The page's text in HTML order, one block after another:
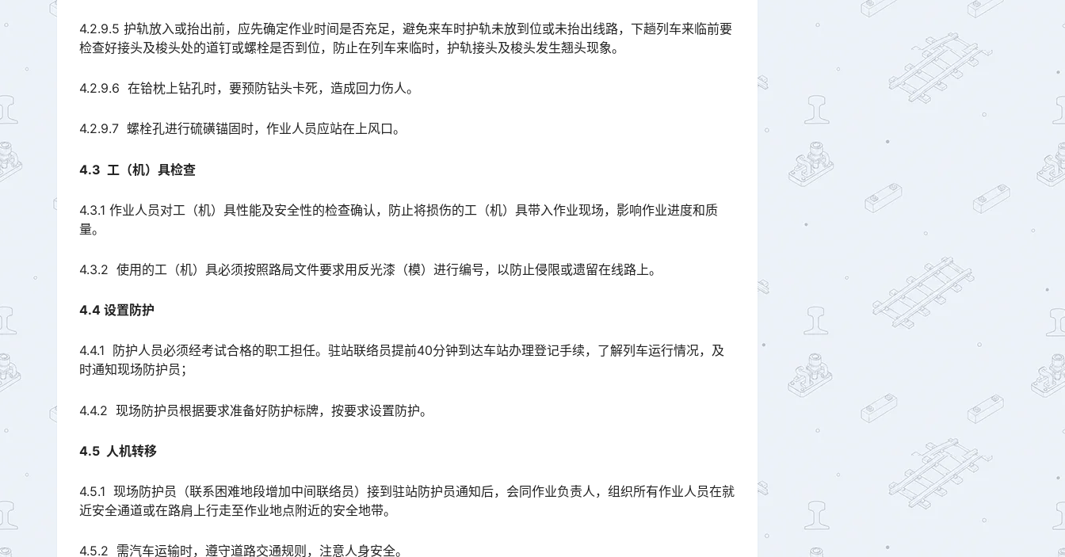
4.2.9.5 护轨放入或抬出前，应先确定作业时间是否充足，避免来车时护轨未放到位或未抬出线路，下趟列车来临前要
检查好接头及梭头处的道钉或螺栓是否到位，防止在列车来临时，护轨接头及梭头发生翘头现象。󠅅󠅃󠄵󠅂󠄪󠇖󠆨󠆨󠇕󠆞󠆒󠅬󠇘󠆭󠆘󠇙󠆝󠅵󠇗󠆭󠆁󠄐󠇗󠅹󠅸󠇖󠆍󠅳󠇖󠅹󠅰󠇖󠆌󠅹
4.2.9.6 在铪枕上钻孔时，要预防钻头卡死，造成回力伤人。
4.2.9.7 螺栓孔进行硫磺锚固时，作业人员应站在上风口。
4.3 工（机）具检查
4.3.1 作业人员对工（机）具性能及安全性的检查确认，防止将损伤的工（机）具带入作业现场，影响作业进度和质
量。
4.3.2 使用的工（机）具必须按照路局文件要求用反光漆（模）进行编号，以防止侵限或遗留在线路上。
4.4 设置防护
4.4.1 防护人员必须经考试合格的职工担任。驻站联络员提前40分钟到达车站办理登记手续，了解列车运行情况，及
时通知现场防护员；
4.4.2 现场防护员根据要求准备好防护标牌，按要求设置防护。
4.5 人机转移
4.5.1 现场防护员（联系困难地段增加中间联络员）接到驻站防护员通知后，会同作业负责人，组织所有作业人员在就
近安全通道或在路肩上行走至作业地点附近的安全地带。󠅅󠅃󠄵󠅂󠄪󠇖󠆨󠆨󠇕󠆞󠆒󠅬󠇘󠆭󠆘󠇙󠆝󠅵󠇗󠆭󠆁󠄐󠇗󠅹󠅸󠇖󠆍󠅳󠇖󠅹󠅰󠇖󠆌󠅹
4.5.2 需汽车运输时，遵守道路交通规则，注意人身安全。